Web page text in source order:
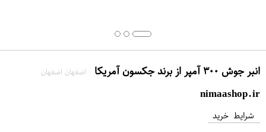
انبر جوش ۳۰۰ آمپر از برند جکسون آمریکا اصفهان اصفهان
nimaashop.ir
شرایط خرید